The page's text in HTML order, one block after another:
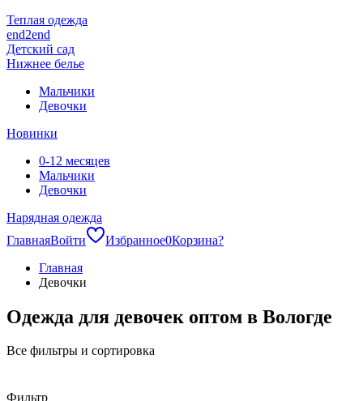
Теплая одежда
end2end
Детский сад
Нижнее белье
Мальчики
Девочки
Новинки
0-12 месяцев
Мальчики
Девочки
Нарядная одежда
ГлавнаяВойти Избранное0Корзина?
Главная
Девочки
Одежда для девочек оптом в Вологде
Все фильтры и сортировка
Фильтр